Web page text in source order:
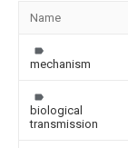
Name
mechanism
biological
transmission